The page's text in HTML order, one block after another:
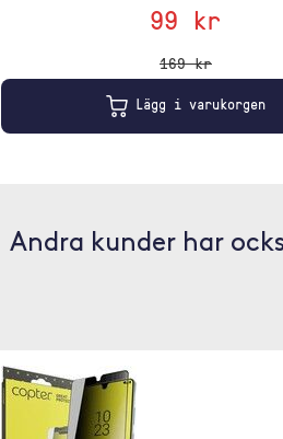
99 kr
169 kr
Lägg i varukorgen
Andra kunder har